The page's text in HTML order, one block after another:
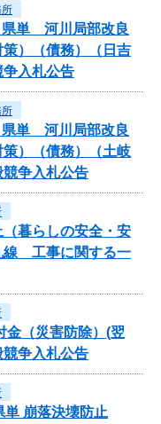
所
県単 河川局部改良
）（債務）（日吉
争入札公告
所
県単 河川局部改良
）（債務）（土岐
競争入札公告
暮らしの安全・安
線 工事に関する一
金（災害防除）(翌
争入札公告
単 崩落決壊防止